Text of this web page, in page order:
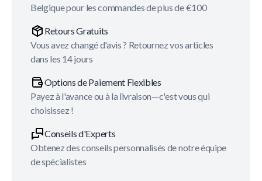
Belgique pour les commandes de plus de €100
Retours Gratuits
Vous avez changé d'avis ? Retournez vos articles
dans les 14 jours
Options de Paiement Flexibles
Payez à l'avance ou à la livraison—c'est vous qui
choisissez !
Conseils d'Experts
Obtenez des conseils personnalisés de notre équipe
de spécialistes